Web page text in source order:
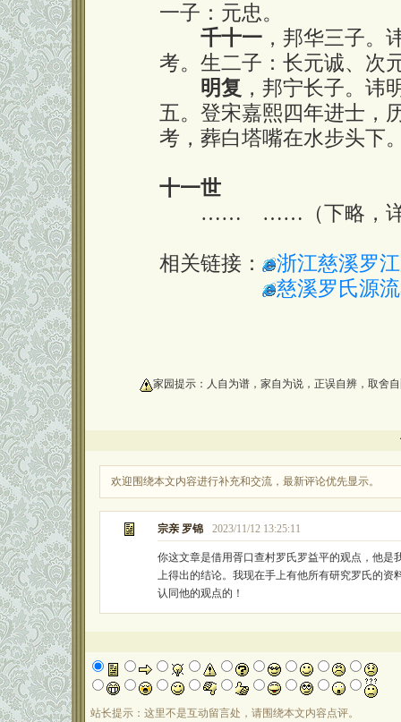
一子：元忠。
千十一 ，邦华三子。
考。生二子：长元诚、次
明复 ，邦宁长子。讳
五。登宋嘉熙四年进士，
考，葬白塔嘴在水步头下
十一世
…… ……（下略，详
相关链接：
浙江慈溪罗
慈溪罗氏源
家园提示：人自为谱，家自为说，正误自辨，取舍
欢迎围绕本文内容进行补充和交流，最新评论优先显示。
宗亲 罗锦 2023/11/12 13:25:11
你这文章是借用胥口查村罗氏罗益平的观点，他
上得出的结论。我现在手上有他所有研究罗氏的
认同他的观点的！
站长提示：这里不是互动留言处，请围绕本文内容点评。